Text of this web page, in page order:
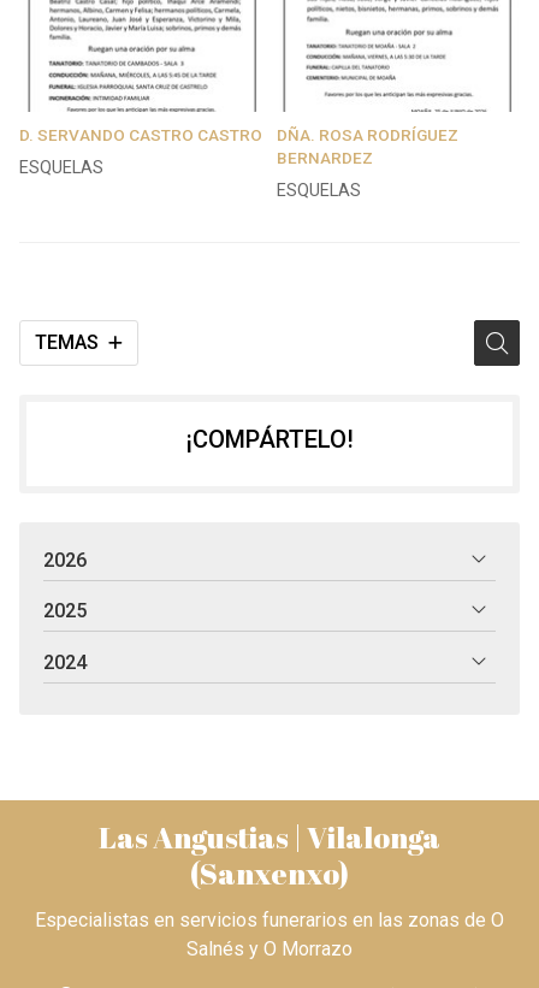
TEMAS
D. SERVANDO CASTRO CASTRO
ESQUELAS
DÑA. ROSA RODRÍGUEZ
BERNARDEZ
ESQUELAS
¡COMPÁRTELO!
2026
2025
2024
Las Angustias | Vilalonga
(Sanxenxo)
Especialistas en servicios funerarios en las zonas de O
Salnés y O Morrazo